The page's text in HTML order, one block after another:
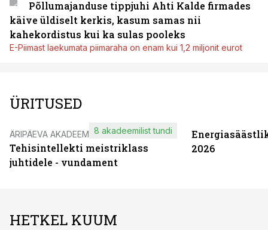
Põllumajanduse tippjuhi Ahti Kalde firmades
käive üldiselt kerkis, kasum samas nii
kahekordistus kui ka sulas pooleks
E-Piimast laekumata piimaraha on enam kui 1,2 miljonit eurot
ÜRITUSED
ÄRIPÄEVA AKADEEMIA
Tehisintellekti meistriklass
juhtidele - vundament
8 akadeemilist tundi
2026
HETKEL KUUM